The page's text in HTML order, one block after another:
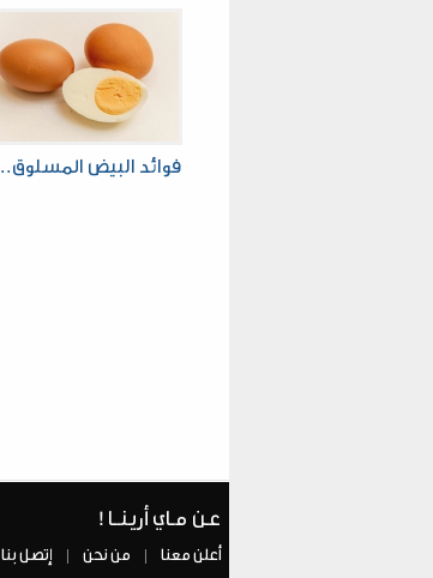
فوائد البيض المسلوق..
عـن مـاي أريـنــا !
أعلن معنا | من نحن | إتصل بنا